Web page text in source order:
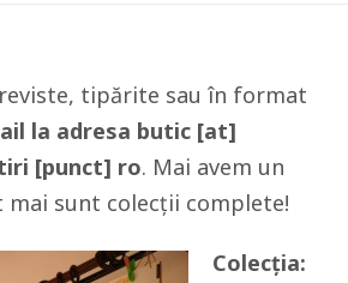
tipărite sau în format
la adresa butic [at]
[punct] ro. Mai avem un
sunt colecții complete!
Colecția: